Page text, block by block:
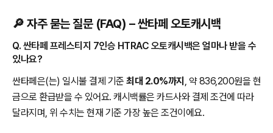
🔎 자주 묻는 질문 (FAQ) – 싼타페 오토캐시백
Q. 싼타페 프레스티지 7인승 HTRAC 오토캐시백은 얼마나 받을 수
있나요?
싼타페은(는) 일시불 결제 기준 최대 2.0%까지 , 약 836,200원을 현
금으로 환급받을 수 있어요. 캐시백률은 카드사와 결제 조건에 따라
달라지며, 위 수치는 현재 기준 가장 높은 조건이에요.